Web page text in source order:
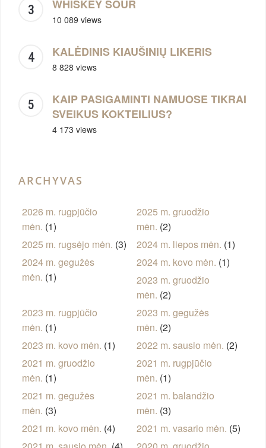
WHISKEY SOUR
10 089 views
KALĖDINIS KIAUŠINIŲ LIKERIS
8 828 views
KAIP PASIGAMINTI NAMUOSE TIKRAI
SVEIKUS KOKTEILIUS?
4 173 views
ARCHYVAS
2026 m. rugpjūčio
mėn. (1)
2025 m. gruodžio
mėn. (2)
2025 m. rugsėjo mėn. (3) 2024 m. liepos mėn. (1)
2024 m. gegužės
mėn. (1)
2024 m. kovo mėn. (1)
2023 m. gruodžio
mėn. (2)
2023 m. rugpjūčio
mėn. (1)
2023 m. gegužės
mėn. (2)
2023 m. kovo mėn. (1) 2022 m. sausio mėn. (2)
2021 m. gruodžio
mėn. (1)
2021 m. rugpjūčio
mėn. (1)
2021 m. gegužės
mėn. (3)
2021 m. balandžio
mėn. (3)
2021 m. kovo mėn. (4) 2021 m. vasario mėn. (5)